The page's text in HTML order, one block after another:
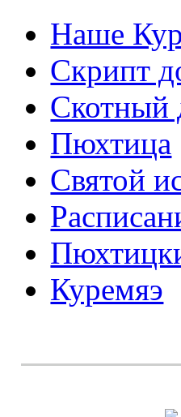
Наше
Скрипт
Cкотный
Пюхтица
Святой
Куремяэ